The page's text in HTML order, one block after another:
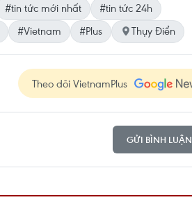
#tin tức mới nhất
#tin tức 24h
#Vietnam #Plus Thụy Điển
Theo dõi VietnamPlus
GỬI BÌNH LUẬN